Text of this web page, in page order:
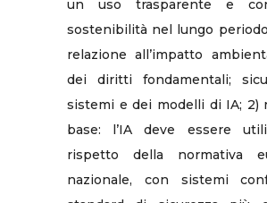
un uso trasparente e
sostenibilità nel lungo
relazione all’impatto
dei diritti fondamentali;
sistemi e dei modelli di IA; 2)
base: l’IA deve essere
rispetto della normativa
nazionale, con sistemi